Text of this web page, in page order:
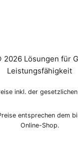
Lösungen für
Leistungsfähigkeit
inkl. der
entsprechen dem
Online-Shop.